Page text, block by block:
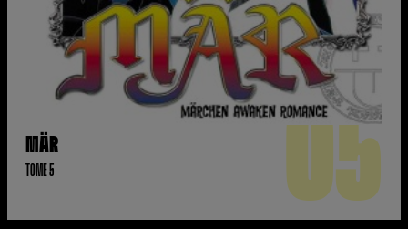
MÄR
TOME 5 05